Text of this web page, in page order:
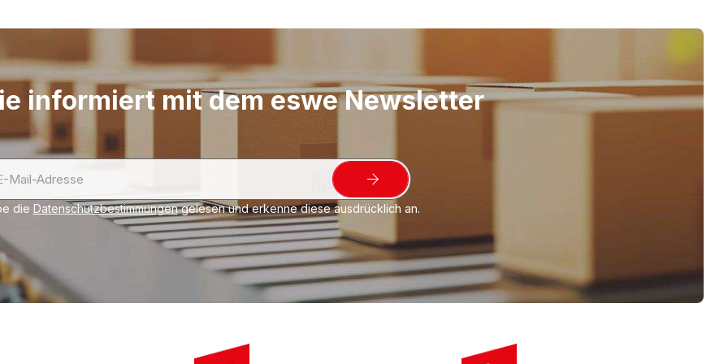
informiert mit dem eswe Newsletter
die Datenschutzbestimmungengelesen und erkenne diese ausdrücklich an.